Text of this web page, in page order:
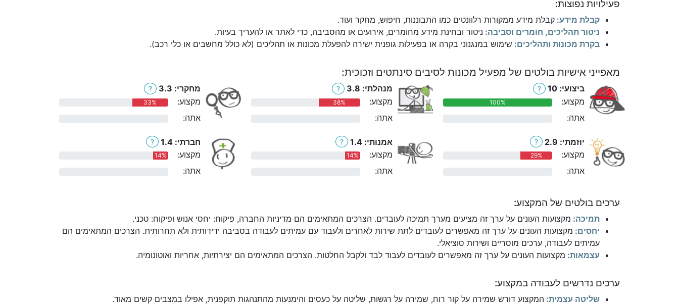
פעילויות נפוצות:
קבלת מידע: קבלת מידע ממקורות רלוונטים כמו התבוננות, חיפוש, מחקר ועוד.
ניטור תהליכים, חומרים וסביבה: ניטור ובחינת מידע מחומרים, אירועים או מהסביבה, כדי לאתר או להעריך בעיות.
בקרת מכונות ותהליכים: שימוש במנגנוני בקרה או בפעילות גופנית ישירה להפעלת מכונות או תהליכים (לא כולל מחשבים או כלי רכב).
מאפייני אישיות בולטים של מפעיל מכונות לסיבים סינתטים וזכוכית:
ביצועי: 10 ?
מקצוע: 100%
אתה:
מנהלתי: 3.8 ?
מקצוע: 38%
אתה:
מחקרי: 3.3 ?
מקצוע: 33%
אתה:
יוזמתי: 2.9 ?
מקצוע: 29%
אתה:
אמנותי: 1.4 ?
מקצוע: 14%
אתה:
חברתי: 1.4 ?
מקצוע: 14%
אתה:
ערכים בולטים של המקצוע:
תמיכה: מקצועות העונים על ערך זה מציעים מערך תמיכה לעובדים. הצרכים המתאימים הם מדיניות החברה, פיקוח: יחסי אנוש ופיקוח: טכני.
יחסים: מקצועות העונים על ערך זה מאפשרים לעובדים לתת שירות לאחרים ולעבוד עם עמיתים לעבודה בסביבה ידידותית ולא תחרותית. הצרכים המתאימים הם
עמיתים לעבודה, ערכים מוסריים ושירות סוציאלי.
עצמאות: מקצועות העונים על ערך זה מאפשרים לעובדים לעבוד לבד ולקבל החלטות. הצרכים המתאימים הם יצירתיות, אחריות ואוטונומיה.
ערכים נדרשים לעבודה במקצוע:
שליטה עצמית: המקצוע דורש שמירה על קור רוח, שמירה על רגשות, שליטה על כעסים והימנעות מהתנהגות תוקפנית, אפילו במצבים קשים מאוד.